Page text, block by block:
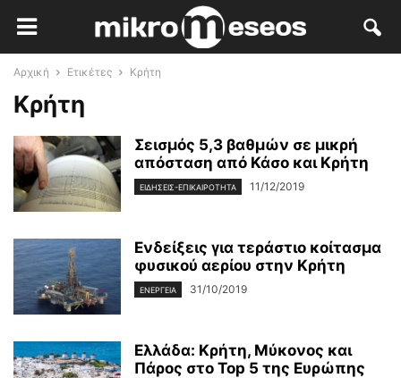
Αρχική Ετικέτες Κρήτη
Κρήτη
Σεισμός 5,3 βαθμών σε μικρή
απόσταση από Κάσο και Κρήτη
ΕΙΔΉΣΕΙΣ-ΕΠΙΚΑΙΡΌΤΗΤΑ 11/12/2019
Ενδείξεις για τεράστιο κοίτασμα
φυσικού αερίου στην Κρήτη
ΕΝΈΡΓΕΙΑ 31/10/2019
Ελλάδα: Κρήτη, Μύκονος και
Πάρος στο Top 5 της Ευρώπης